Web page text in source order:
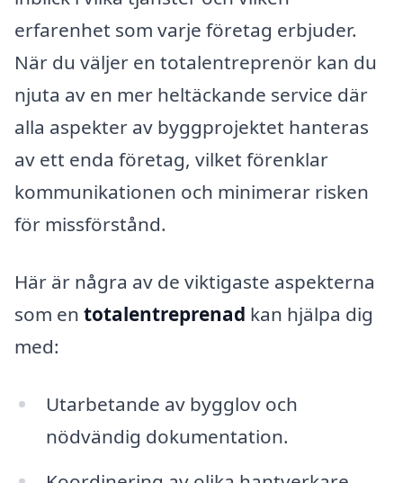
erfarenhet som varje företag erbjuder.
När du väljer en totalentreprenör kan du
njuta av en mer heltäckande service där
alla aspekter av byggprojektet hanteras
av ett enda företag, vilket förenklar
kommunikationen och minimerar risken
för missförstånd.
Här är några av de viktigaste aspekterna
som en totalentreprenad kan hjälpa dig
med:
Utarbetande av bygglov och
nödvändig dokumentation.